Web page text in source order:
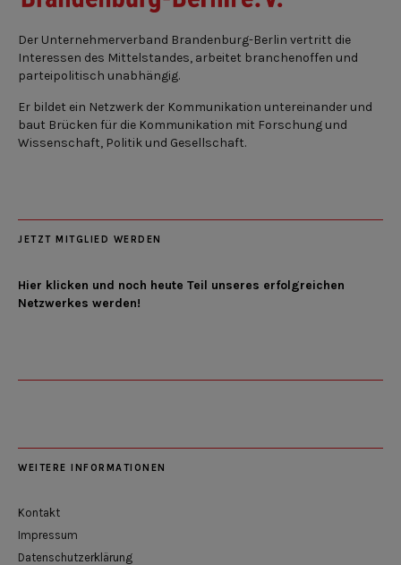
Der Unternehmerverband Brandenburg-Berlin vertritt die
Interessen des Mittelstandes, arbeitet branchenoffen und
parteipolitisch unabhängig.
Er bildet ein Netzwerk der Kommunikation untereinander und
baut Brücken für die Kommunikation mit Forschung und
Wissenschaft, Politik und Gesellschaft.
JETZT MITGLIED WERDEN
Hier klicken und noch heute Teil unseres erfolgreichen
Netzwerkes werden!
WEITERE INFORMATIONEN
Kontakt
Impressum
Datenschutzerklärung